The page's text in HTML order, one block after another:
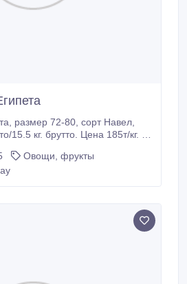
15.5 кг. брутто. Цена 185т/кг. со
Овощи, фрукты